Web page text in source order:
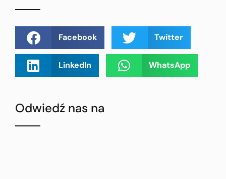
Facebook Twitter
LinkedIn WhatsApp
Odwiedź nas na